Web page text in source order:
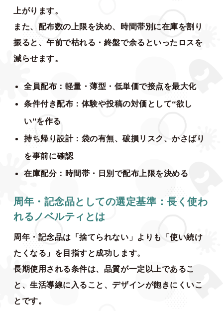
上がります。
また、配布数の上限を決め、時間帯別に在庫を割り
振ると、午前で枯れる・終盤で余るといったロスを
減らせます。
全員配布：軽量・薄型・低単価で接点を最大化
条件付き配布：体験や投稿の対価として“欲し
い”を作る
持ち帰り設計：袋の有無、破損リスク、かさばり
を事前に確認
在庫配分：時間帯・日別で配布上限を決める
周年・記念品としての選定基準：長く使わ
れるノベルティとは
周年・記念品は「捨てられない」よりも「使い続け
たくなる」を目指すと成功します。
長期使用される条件は、品質が一定以上であるこ
と、生活導線に入ること、デザインが飽きにくいこ
とです。